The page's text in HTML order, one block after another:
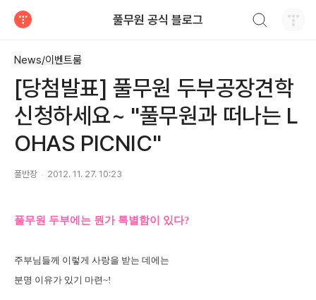
풀무원 공식 블로그
News/이벤트룸
[당첨발표] 풀무원 두부공장견학
신청하세요~ "풀무원과 떠나는 L
OHAS PICNIC"
풀반장 2012. 11. 27. 10:23
풀무원 두부에는 뭔가 특별함이 있다?
주부님들께 이렇게 사랑을 받는 데에는
분명 이유가 있기 마련~!